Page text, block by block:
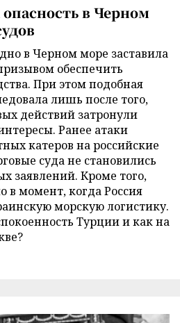
в Черном
в Черном море заставила
обеспечить
При этом подобная
лишь после того,
действий затронули
Ранее атаки
катеров на российские
суда не становились
заявлений. Кроме того,
в момент, когда Россия
морскую логистику.
Турции и как на